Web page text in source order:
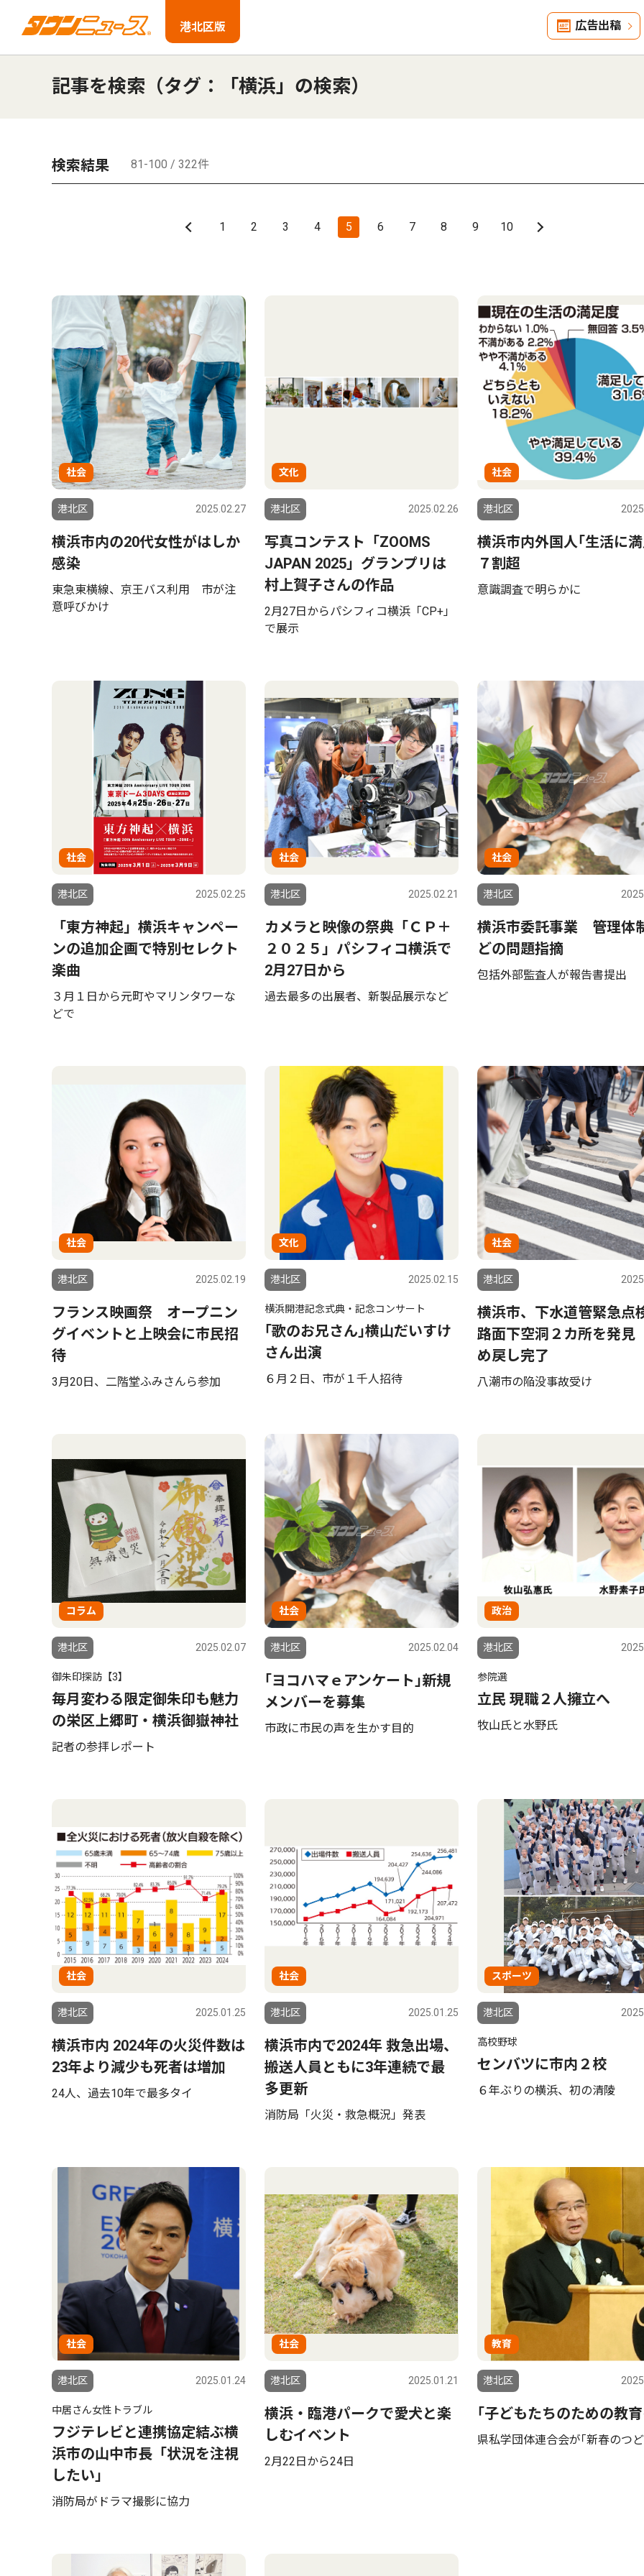
港北区版 広告出稿
記事を検索（タグ：「横浜」の検索）
検索結果 81-100 / 322件
1 2 3 4 5 6 7 8 9 10
社会
港北区 2025.02.27
横浜市内の20代女性がはしか
感染
東急東横線、京王バス利用 市が注
意呼びかけ
文化
港北区 2025.02.26
写真コンテスト「ZOOMS
JAPAN 2025」グランプリは
村上賀子さんの作品
2月27日からパシフィコ横浜「CP+」
で展示
社会
港北区
横浜市内外国人｢生活に満
７割超
意識調査で明らかに
社会
港北区 2025.02.25
「東方神起」横浜キャンペー
ンの追加企画で特別セレクト
楽曲
３月１日から元町やマリンタワーな
どで
社会
港北区 2025.02.21
カメラと映像の祭典「ＣＰ＋
２０２５」パシフィコ横浜で
2月27日から
過去最多の出展者、新製品展示など
社会
港北区
横浜市委託事業 管理体
どの問題指摘
包括外部監査人が報告書提出
社会
港北区 2025.02.19
フランス映画祭 オープニン
グイベントと上映会に市民招
待
3月20日、二階堂ふみさんら参加
文化
港北区 2025.02.15
横浜開港記念式典・記念コンサート
｢歌のお兄さん｣横山だいすけ
さん出演
６月２日、市が１千人招待
社会
港北区
横浜市、下水道管緊急点
路面下空洞２カ所を発
め戻し完了
八潮市の陥没事故受け
コラム
港北区 2025.02.07
御朱印探訪【3】
毎月変わる限定御朱印も魅力
の栄区上郷町・横浜御嶽神社
記者の参拝レポート
社会
港北区 2025.02.04
｢ヨコハマｅアンケート｣新規
メンバーを募集
市政に市民の声を生かす目的
政治
港北区
参院選
立民 現職２人擁立へ
牧山氏と水野氏
社会
港北区 2025.01.25
横浜市内 2024年の火災件数は
23年より減少も死者は増加
24人、過去10年で最多タイ
社会
港北区 2025.01.25
横浜市内で2024年 救急出場、
搬送人員ともに3年連続で最
多更新
消防局「火災・救急概況」発表
スポーツ
港北区
高校野球
センバツに市内２校
６年ぶりの横浜、初の清陵
社会
港北区 2025.01.24
中居さん女性トラブル
フジテレビと連携協定結ぶ横
浜市の山中市長「状況を注視
したい」
消防局がドラマ撮影に協力
社会
港北区 2025.01.21
横浜・臨港パークで愛犬と楽
しむイベント
2月22日から24日
教育
港北区
｢子どもたちのための教
県私学団体連合会が｢新春のつ